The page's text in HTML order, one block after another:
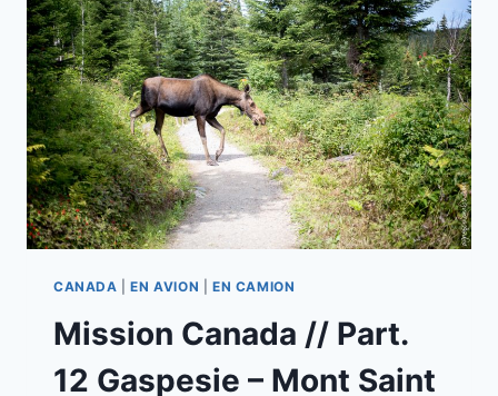
JEAN
–
PERCE
CANADA |EN AVION EN CAMION
Mission Canada // Part.
12 Gaspesie – Mont Saint